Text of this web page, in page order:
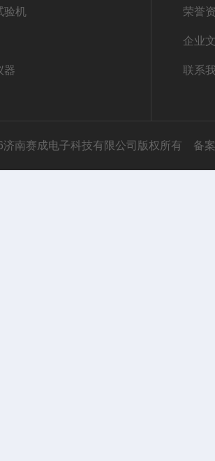
验机
器
荣誉
企业
联系
济南赛成电子科技有限公司版权所有 备